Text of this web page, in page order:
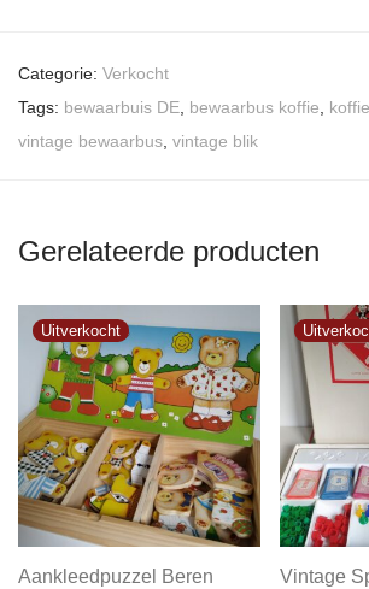
Categorie: Verkocht
Tags: bewaarbuis DE bewaarbus koffie
vintage bewaarbus vintage blik
Gerelateerde producten
Aankleedpuzzel Beren
Vintage